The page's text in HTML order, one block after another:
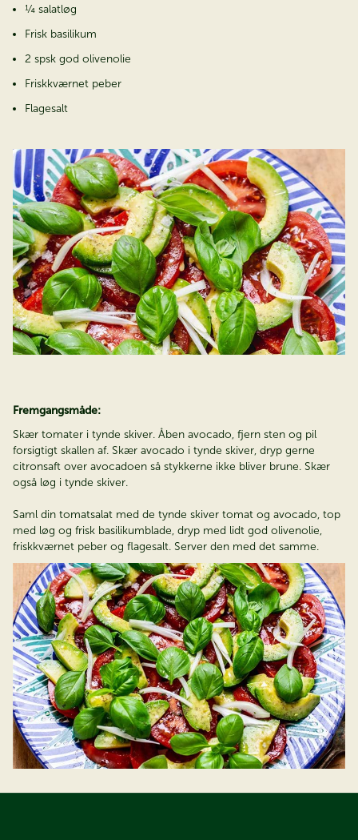
¼ salatløg
Frisk basilikum
2 spsk god olivenolie
Friskkværnet peber
Flagesalt
Fremgangsmåde:
Skær tomater i tynde skiver. Åben avocado, fjern sten og pil
forsigtigt skallen af. Skær avocado i tynde skiver, dryp gerne
citronsaft over avocadoen så stykkerne ikke bliver brune. Skær
også løg i tynde skiver.
Saml din tomatsalat med de tynde skiver tomat og avocado, top
med løg og frisk basilikumblade, dryp med lidt god olivenolie,
friskkværnet peber og flagesalt. Server den med det samme.